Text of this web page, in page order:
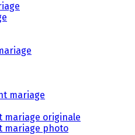
mariage
mariage originale
mariage photo